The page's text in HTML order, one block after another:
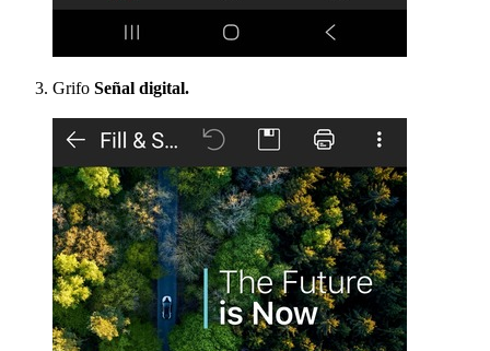
Grifo Señal digital.